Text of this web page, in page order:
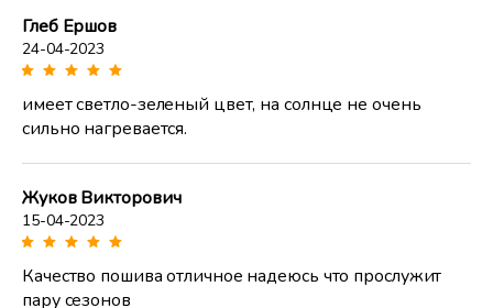
Глеб Ершов
24-04-2023
имеет светло-зеленый цвет, на солнце не очень
сильно нагревается.
Жуков Викторович
15-04-2023
Качество пошива отличное надеюсь что прослужит
пару сезонов